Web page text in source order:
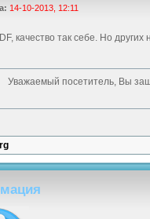
14-10-2013, 12:11
качество так себе. Но других
Уважаемый посетитель, Вы